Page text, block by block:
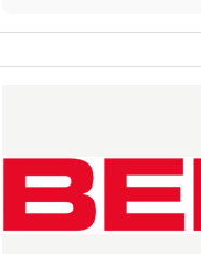
Auslaufarmaturen
extra bestellen.
555 320 230 325 300
BK1513223 575 555 320 230 325
300 200mm A